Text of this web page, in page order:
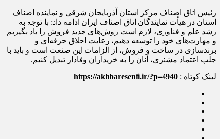
رئیس اتاق اصناف مرکز استان آذربایجان شرقی و نماینده اصناف
استان در هیأت نمایندگان اتاق اصناف ایران ادامه داد: با توجه به
رشد علم و فناوری، لازم است روش‌های جدید فروش را یاد بگیریم
و مهارت‌های خود را توسعه دهیم، رعایت اخلاق حرفه‌ای و
برندسازی در ساخت و فروش، از الزامات این صنعت است و باید با
جلب اعتماد مشتری، آنان را به خریداران وفادار تبدیل کنیم.
لینک کوتاه : https://akhbaresenfi.ir/?p=4940